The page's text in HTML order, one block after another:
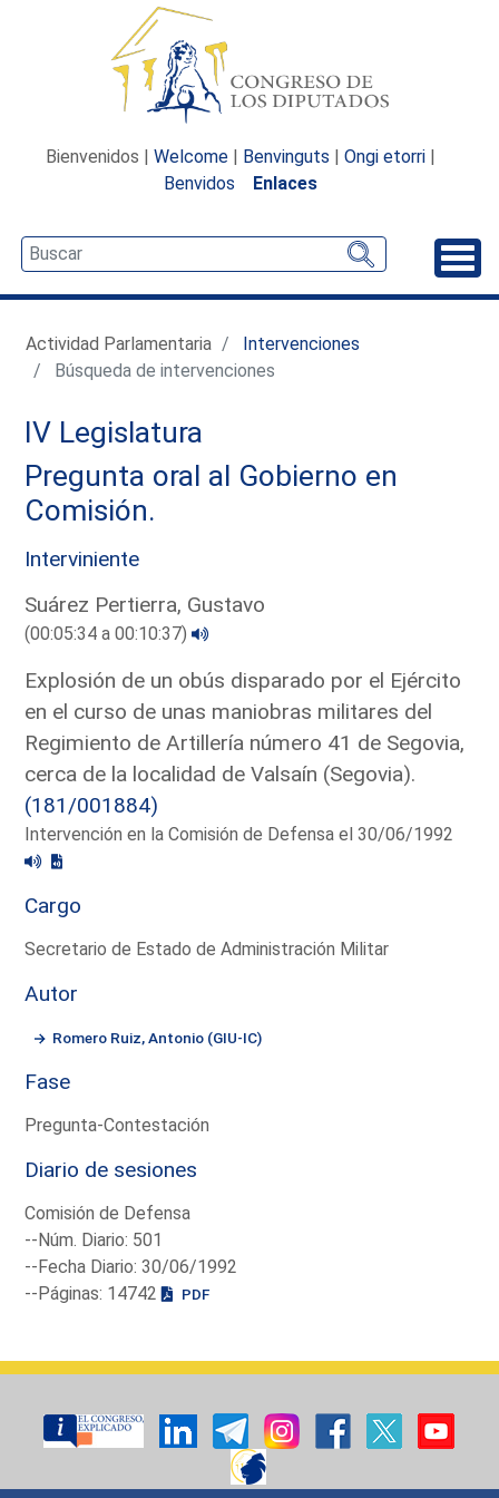
Bienvenidos | Welcome | Benvinguts | Ongi etorri |
Benvidos
Enlaces
Actividad Parlamentaria
Intervenciones
Búsqueda de intervenciones
IV Legislatura
Pregunta oral al Gobierno en
Comisión.
Interviniente
Suárez Pertierra, Gustavo
(00:05:34 a 00:10:37)
Explosión de un obús disparado por el Ejército
en el curso de unas maniobras militares del
Regimiento de Artillería número 41 de Segovia,
cerca de la localidad de Valsaín (Segovia).
(181/001884)
Intervención en la Comisión de Defensa el 30/06/1992
Cargo
Secretario de Estado de Administración Militar
Autor
Romero Ruiz, Antonio (GIU-IC)
Fase
Pregunta-Contestación
Diario de sesiones
Comisión de Defensa
--Núm. Diario: 501
--Fecha Diario: 30/06/1992
--Páginas: 14742
PDF